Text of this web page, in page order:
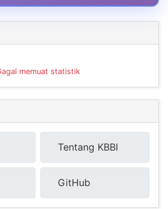
memuat statistik
Tentang KBBI
GitHub